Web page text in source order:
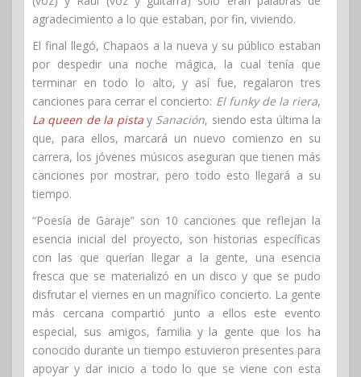
agradecimiento a lo que estaban, por fin, viviendo.
El final llegó, Chapaos a la nueva y su público estaban
por despedir una noche mágica, la cual tenía que
terminar en todo lo alto, y así fue, regalaron tres
canciones para cerrar el concierto: El funky de la riera,
La queen de la pistay Sanación, siendo esta última la
que, para ellos, marcará un nuevo comienzo en su
carrera, los jóvenes músicos aseguran que tienen más
canciones por mostrar, pero todo esto llegará a su
tiempo.
“Poesía de Garaje” son 10 canciones que reflejan la
esencia inicial del proyecto, son historias específicas
con las que querían llegar a la gente, una esencia
fresca que se materializó en un disco y que se pudo
disfrutar el viernes en un magnífico concierto. La gente
más cercana compartió junto a ellos este evento
especial, sus amigos, familia y la gente que los ha
conocido durante un tiempo estuvieron presentes para
apoyar y dar inicio a todo lo que se viene con esta